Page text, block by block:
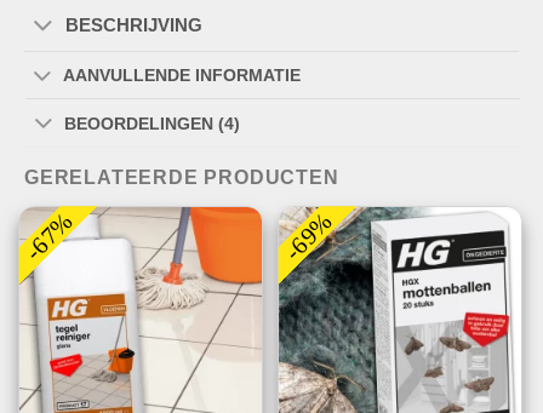
BESCHRIJVING
AANVULLENDE INFORMATIE
BEOORDELINGEN (4)
GERELATEERDE PRODUCTEN
-67% -69%